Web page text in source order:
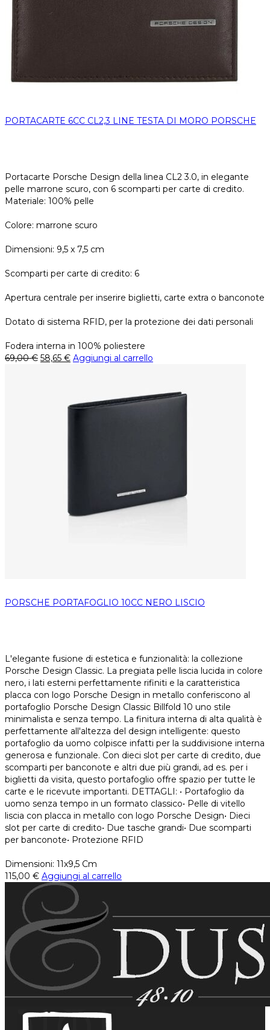
PORTACARTE 6CC CL2,3 LINE TESTA DI MORO PORSCHE
Portacarte Porsche Design della linea CL2 3.0, in elegante
pelle marrone scuro, con 6 scomparti per carte di credito.
Materiale: 100% pelle
Colore: marrone scuro
Dimensioni: 9,5 x 7,5 cm
Scomparti per carte di credito: 6
Apertura centrale per inserire biglietti, carte extra o banconote
Dotato di sistema RFID, per la protezione dei dati personali
Fodera interna in 100% poliestere
69,00€ 58,65 € Aggiungi al carrello
PORSCHE PORTAFOGLIO 10CC NERO LISCIO
L'elegante fusione di estetica e funzionalità: la collezione
Porsche Design Classic. La pregiata pelle liscia lucida in colore
nero, i lati esterni perfettamente rifiniti e la caratteristica
placca con logo Porsche Design in metallo conferiscono al
portafoglio Porsche Design Classic Billfold 10 uno stile
minimalista e senza tempo. La finitura interna di alta qualità è
perfettamente all'altezza del design intelligente: questo
portafoglio da uomo colpisce infatti per la suddivisione interna
generosa e funzionale. Con dieci slot per carte di credito, due
scomparti per banconote e altri due più grandi, ad es. per i
biglietti da visita, questo portafoglio offre spazio per tutte le
carte e le ricevute importanti. DETTAGLI: • Portafoglio da
uomo senza tempo in un formato classico• Pelle di vitello
liscia con placca in metallo con logo Porsche Design• Dieci
slot per carte di credito• Due tasche grandi• Due scomparti
per banconote• Protezione RFID
Dimensioni: 11x9,5 Cm
115,00 € Aggiungi al carrello